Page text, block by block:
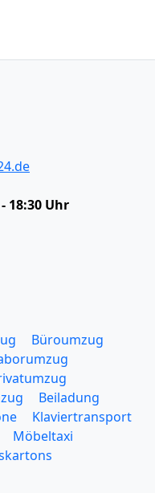
18:30 Uhr
Büroumzug
Beiladung
Klaviertransport
Möbeltaxi